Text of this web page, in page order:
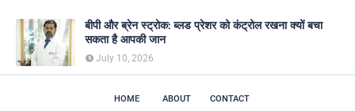
बीपी और ब्रेन स्ट्रोक: ब्लड प्रेशर को कंट्रोल रखना क्यों बचा
सकता है आपकी जान
July 10, 2026
HOME ABOUT CONTACT